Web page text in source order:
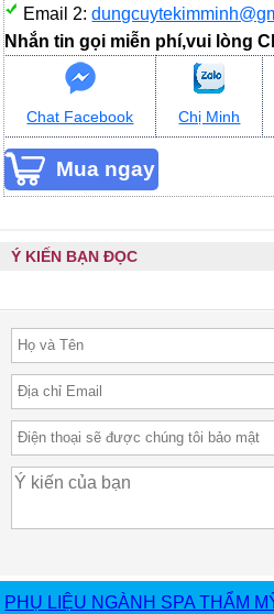
Email 2:
Nhắn tin gọi miễn phí,vui lòng
Chat Facebook Chị Minh
Ý KIẾN BẠN ĐỌC
PHỤ LIỆU NGÀNH SPA THẨM